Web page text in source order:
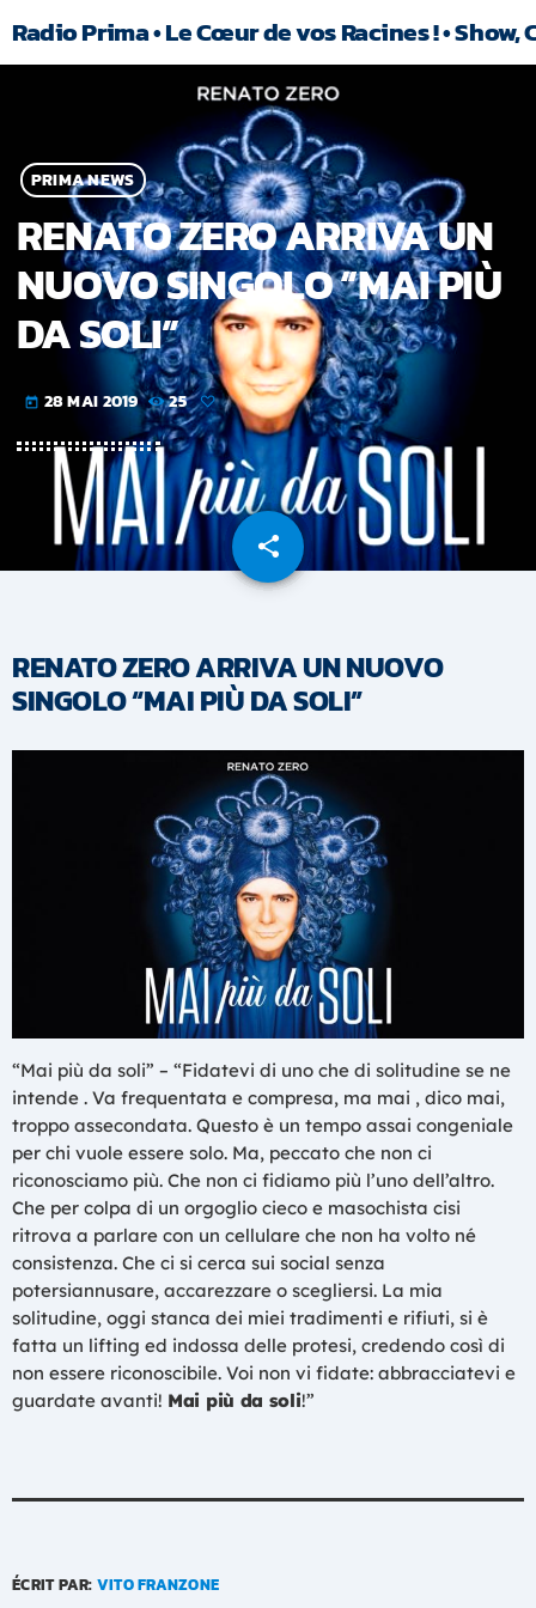
Radio Prima • Le Cœur de vos Racines ! •
PRIMA NEWS
RENATO ZERO ARRIVA UN
NUOVO SINGOLO “MAI PIÙ
DA SOLI”
today 28 MAI 2019 25
share
email
RENATO ZERO ARRIVA UN NUOVO
SINGOLO “MAI PIÙ DA SOLI”
“Mai più da soli” – “Fidatevi di uno che di solitudine se ne
intende . Va frequentata e compresa, ma mai , dico mai,
troppo assecondata. Questo è un tempo assai congeniale
per chi vuole essere solo. Ma, peccato che non ci
riconosciamo più. Che non ci fidiamo più l’uno dell’altro.
Che per colpa di un orgoglio cieco e masochista cisi
ritrova a parlare con un cellulare che non ha volto né
consistenza. Che ci si cerca sui social senza
potersiannusare, accarezzare o scegliersi. La mia
solitudine, oggi stanca dei miei tradimenti e rifiuti, si è
fatta un lifting ed indossa delle protesi, credendo così di
non essere riconoscibile. Voi non vi fidate: abbracciatevi e
guardate avanti! Mai più da soli!”
ÉCRIT PAR: VITO FRANZONE